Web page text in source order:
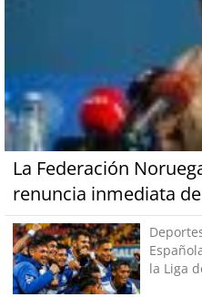
La Federación
renuncia inmediata
Española y
la Liga